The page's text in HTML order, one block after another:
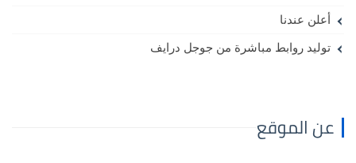
أعلن عندنا
توليد روابط مباشرة من جوجل درايف
عن الموقع